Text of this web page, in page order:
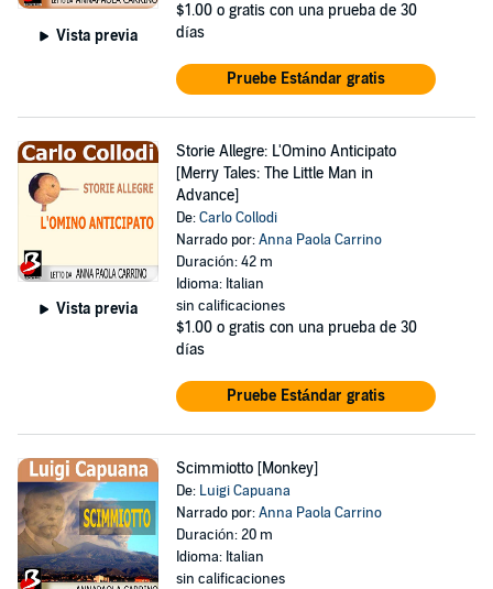
Vista previa
$1.00 o gratis con una prueba de 30
días
Pruebe Estándar gratis
Vista previa
Storie Allegre: L'Omino Anticipato
[Merry Tales: The Little Man in
Advance]
De:Carlo Collodi
Narrado por:Anna Paola Carrino
Duración: 42 m
Idioma: Italian
sin calificaciones
$1.00 o gratis con una prueba de 30
días
Pruebe Estándar gratis
Scimmiotto [Monkey]
De: Luigi Capuana
Narrado por:Anna Paola Carrino
Duración: 20 m
Idioma: Italian
sin calificaciones